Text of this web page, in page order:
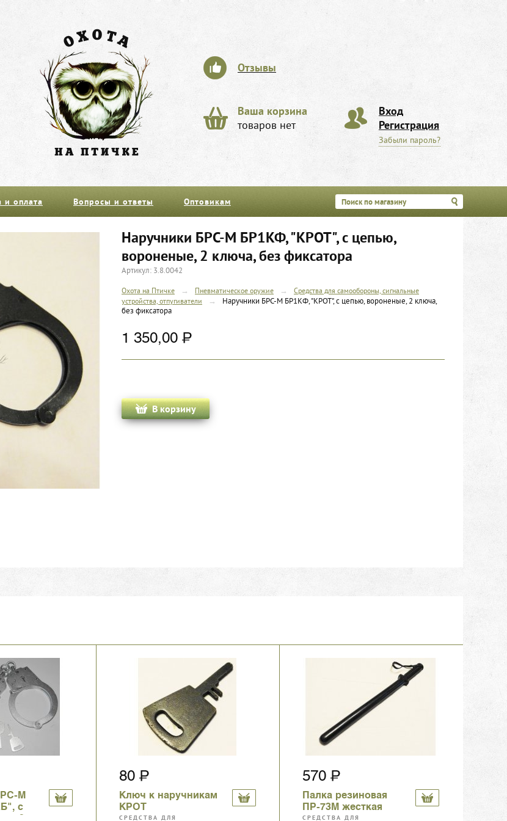
Отзывы
Ваша корзина
товаров нет
Вход
Регистрация
Забыли пароль?
и оплата Вопросы и ответы Оптовикам
Наручники БРС-М БР1КФ, "КРОТ", с цепью,
вороненые, 2 ключа, без фиксатора
Артикул: 3.8.0042
Охота на Птичке → Пневматическое оружие →
Средства для самообороны, сигнальные
устройства, отпугиватели
→
Наручники БРС-М БР1КФ, "КРОТ", с цепью, вороненые, 2 ключа,
без фиксатора
1 350,00
М
с
2
80
Ключ к наручникам
КРОТ
СРЕДСТВА ДЛЯ
570
Палка резиновая
ПР-73М жесткая
СРЕДСТВА ДЛЯ